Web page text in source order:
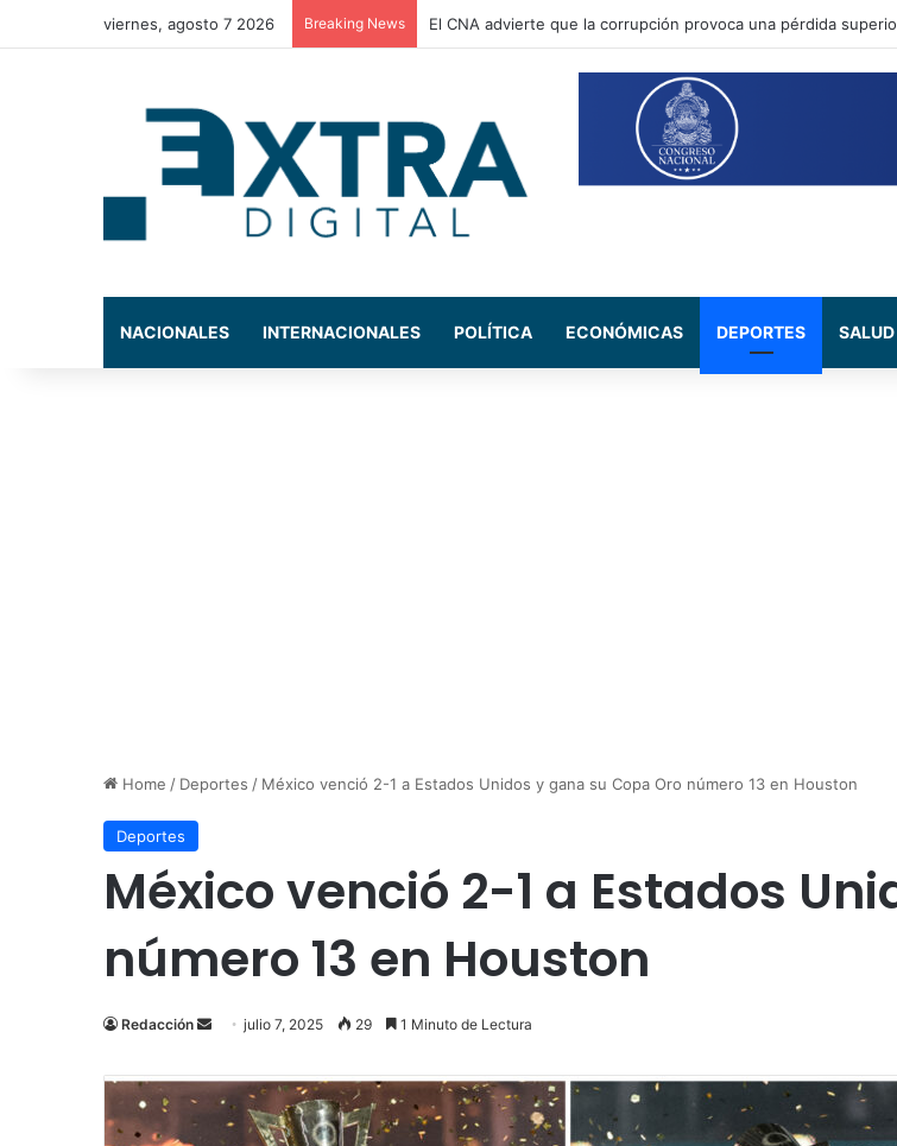
viernes, agosto 7 2026 Breaking News La Comisión de Salud del CN se reúne con médicos
NACIONALES INTERNACIONALES POLÍTICA ECONÓMICAS DEPORTES SALUD
Home / Deportes / México venció 2-1 a Estados Unidos y gana su Copa Oro número 13 en Houston
Deportes
México venció 2-1 a Estados
número 13 en Houston
Redacción
Send
email
julio 7, 2025 29 1 Minuto de Lectura